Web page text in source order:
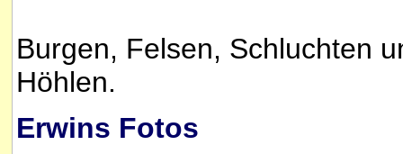
Burgen, Felsen, Schluchten
Höhlen.
Erwins Fotos